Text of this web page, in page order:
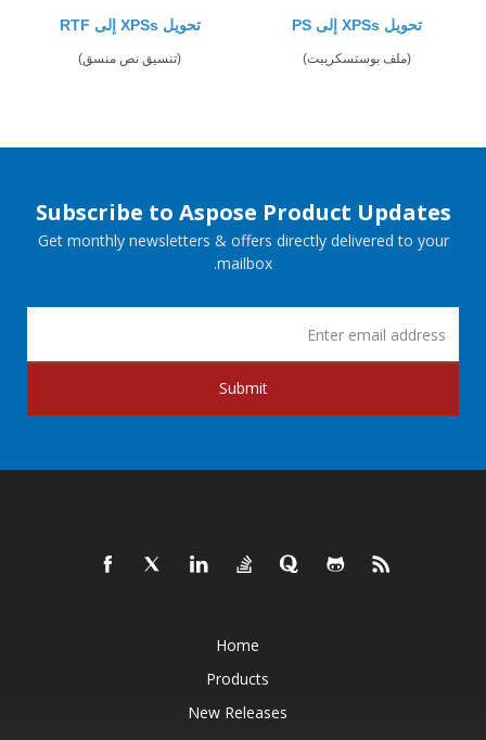
تحويل XPSs إلى PS
(ملف بوستسكريبت)
تحويل XPSs إلى RTF
(تنسيق نص منسق)
Subscribe to Aspose Product Updates
Get monthly newsletters & offers directly delivered to your
mailbox.
Submit
Home
Products
New Releases